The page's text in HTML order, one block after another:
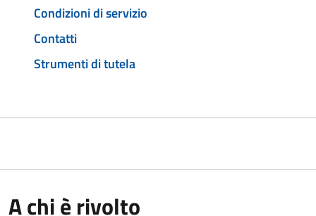
Condizioni di servizio
Contatti
Strumenti di tutela
A chi è rivolto